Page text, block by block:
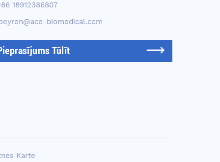
18912386807
biomedical.com
Tūlīt
Karte